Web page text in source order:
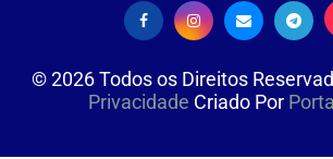
©2026Todos os Direitos
Privacidade Criado Por